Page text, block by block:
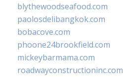
blythewoodseafood.com
paolosdelibangkok.com
bobacove.com
phoone24brookfield.com
mickeybarmama.com
roadwayconstructioninc.com